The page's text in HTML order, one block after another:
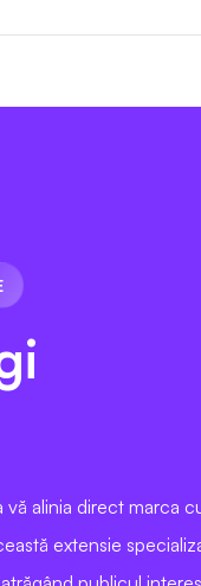
alinia direct marca
extensie